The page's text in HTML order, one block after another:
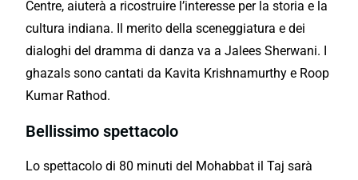
Centre, aiuterà a ricostruire l’interesse per la storia e la
cultura indiana. Il merito della sceneggiatura e dei
dialoghi del dramma di danza va a Jalees Sherwani. I
ghazals sono cantati da Kavita Krishnamurthy e Roop
Kumar Rathod.
Bellissimo spettacolo
Lo spettacolo di 80 minuti del Mohabbat il Taj sarà